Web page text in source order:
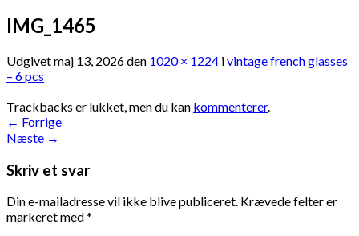
IMG_1465
Udgivetmaj 13, 2026den 1020 × 1224 ivintage french glasses
– 6 pcs
Trackbacks er lukket, men du kan kommenterer.
← Forrige
Næste →
Skriv et svar
Din e-mailadresse vil ikke blive publiceret. Krævede felter er
markeret med*